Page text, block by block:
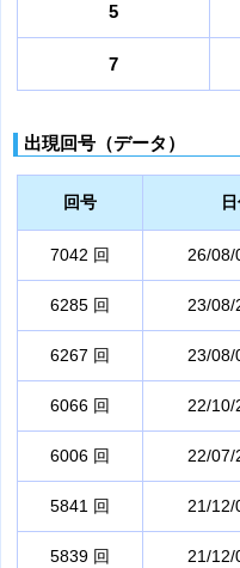
5
7
出現回号（データ）
回号
7042 回 26/08/
6285 回 23/08/
6267 回 23/08/
6066 回 22/10/
6006 回 22/07/
5841 回 21/12/
5839 回 21/12/